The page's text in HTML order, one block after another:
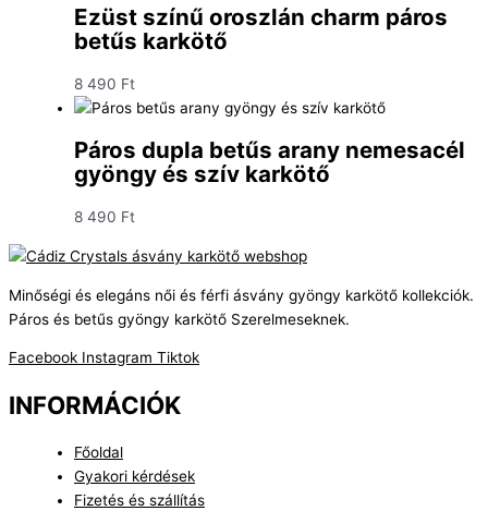
Ezüst színű oroszlán charm páros
betűs karkötő
8 490 Ft
Páros dupla betűs arany nemesacél
gyöngy és szív karkötő
8 490 Ft
Minőségi és elegáns női és férfi ásvány gyöngy karkötő kollekciók.
Páros és betűs gyöngy karkötő Szerelmeseknek.
Facebook Instagram Tiktok
INFORMÁCIÓK
Főoldal
Gyakori kérdések
Fizetés és szállítás